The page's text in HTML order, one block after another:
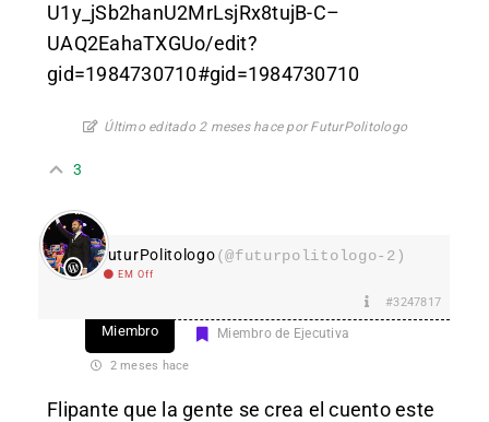
U1y_jSb2hanU2MrLsjRx8tujB-C–
UAQ2EahaTXGUo/edit?
gid=1984730710#gid=1984730710
Último editado 2 meses hace por FuturPolitologo
3
FuturPolitologo(@futurpolitologo-2)
EM Off
#3247817
Miembro Miembro de Ejecutiva
2 meses hace
Flipante que la gente se crea el cuento este